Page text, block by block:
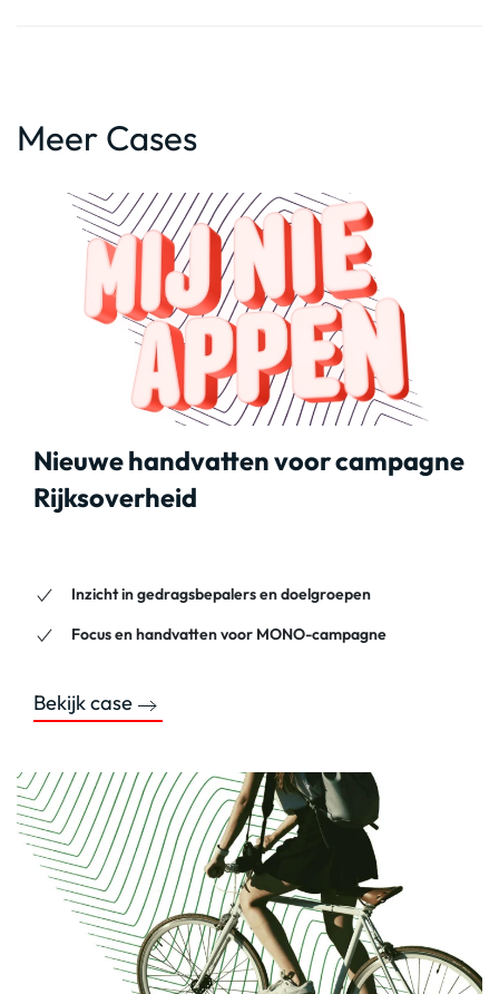
Meer Cases
Nieuwe handvatten voor campagne
Rijksoverheid
Inzicht in gedragsbepalers en doelgroepen
Focus en handvatten voor MONO-campagne
Bekijk case